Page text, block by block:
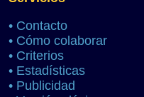
• Contacto
• Cómo colaborar
• Criterios
• Estadísticas
• Publicidad